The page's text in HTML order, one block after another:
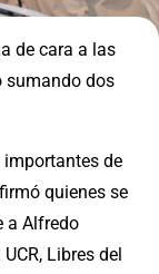
de cara a las
sumando dos
importantes de
quienes se
a Alfredo
Libres del